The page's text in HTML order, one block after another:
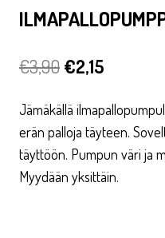
€3,90 Alkuperäinen
oli:
€3,90.
€2,15Nykyinen
on:
€2,15.
Jämäkällä
erän palloja täyteen.
täyttöön. Pumpun väri ja
Myydään yksittäin.